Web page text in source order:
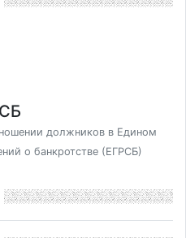
должников в Едином
о банкротстве (ЕГРСБ)